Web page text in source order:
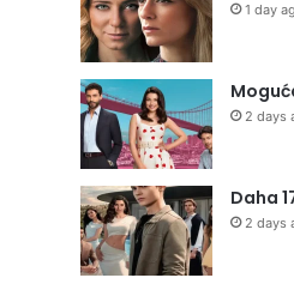
1 day
2 days
Daha
2 days